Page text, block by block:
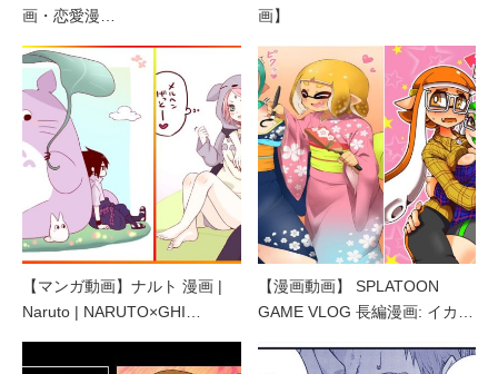
画・恋愛漫…
画】
【マンガ動画】ナルト 漫画 |
Naruto | NARUTO×GHI…
【漫画動画】 SPLATOON
GAME VLOG 長編漫画: イカ…